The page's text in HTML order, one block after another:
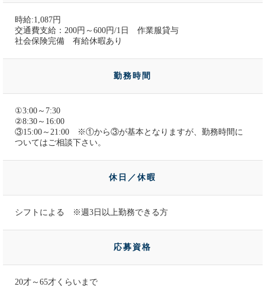
時給:1,087円
交通費支給：200円～600円/1日 作業服貸与
社会保険完備 有給休暇あり
勤務時間
①3:00～7:30
②8:30～16:00
③15:00～21:00 ※①から③が基本となりますが、勤務時間に
ついてはご相談下さい。
休日／休暇
シフトによる ※週3日以上勤務できる方
応募資格
20才～65才くらいまで